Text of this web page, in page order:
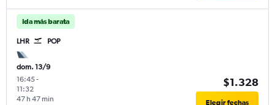
Ida más barata
LHR POP
dom. 13/9
16:45-
11:32
47 h 47 min
$1.328
Elegir fechas